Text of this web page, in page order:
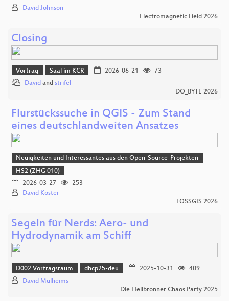
David Johnson
Electromagnetic Field 2026
Closing
Vortrag Saal im KCR 2026-06-21
73
David and strifel
DO_BYTE 2026
Flurstückssuche in QGIS - Zum Stand
eines deutschlandweiten Ansatzes
Neuigkeiten und Interessantes aus den Open-Source-Projekten
HS2 (ZHG 010)
2026-03-27
253
David Koster
FOSSGIS 2026
Segeln für Nerds: Aero- und
Hydrodynamik am Schiff
D002 Vortragsraum dhcp25-deu 2025-10-31
409
David Mülheims
Die Heilbronner Chaos Party 2025